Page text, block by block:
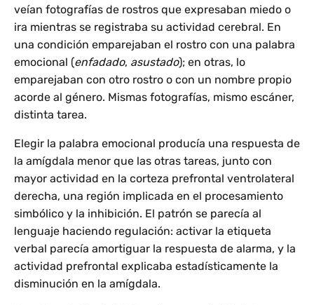
veían fotografías de rostros que expresaban miedo o
ira mientras se registraba su actividad cerebral. En
una condición emparejaban el rostro con una palabra
emocional (enfadado, asustado); en otras, lo
emparejaban con otro rostro o con un nombre propio
acorde al género. Mismas fotografías, mismo escáner,
distinta tarea.
Elegir la palabra emocional producía una respuesta de
la amígdala menor que las otras tareas, junto con
mayor actividad en la corteza prefrontal ventrolateral
derecha, una región implicada en el procesamiento
simbólico y la inhibición. El patrón se parecía al
lenguaje haciendo regulación: activar la etiqueta
verbal parecía amortiguar la respuesta de alarma, y la
actividad prefrontal explicaba estadísticamente la
disminución en la amígdala.